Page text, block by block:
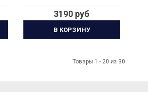
3190 руб
В КОРЗИНУ
Товары 1 - 20 из 30